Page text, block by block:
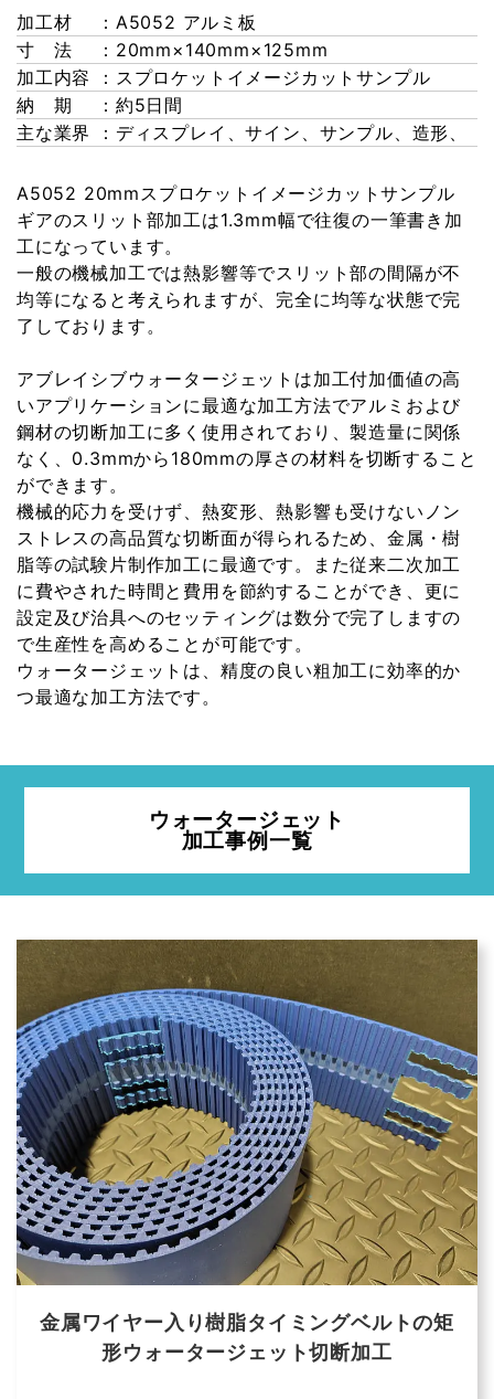
加工材
：A5052 アルミ板
寸 法
：20mm×140mm×125mm
加工内容
：スプロケットイメージカットサンプル
納 期
：約5日間
主な業界
：ディスプレイ、サイン、サンプル、造形、
A5052 20mmスプロケットイメージカットサンプル
ギアのスリット部加工は1.3mm幅で往復の一筆書き加
工になっています。
一般の機械加工では熱影響等でスリット部の間隔が不
均等になると考えられますが、完全に均等な状態で完
了しております。
アブレイシブウォータージェットは加工付加価値の高
いアプリケーションに最適な加工方法でアルミおよび
鋼材の切断加工に多く使用されており、製造量に関係
なく、0.3mmから180mmの厚さの材料を切断すること
ができます。
機械的応力を受けず、熱変形、熱影響も受けないノン
ストレスの高品質な切断面が得られるため、金属・樹
脂等の試験片制作加工に最適です。また従来二次加工
に費やされた時間と費用を節約することができ、更に
設定及び治具へのセッティングは数分で完了しますの
で生産性を高めることが可能です。
ウォータージェットは、精度の良い粗加工に効率的か
つ最適な加工方法です。
ウォータージェット
加工事例一覧
金属ワイヤー入り樹脂タイミングベルトの矩
形ウォータージェット切断加工